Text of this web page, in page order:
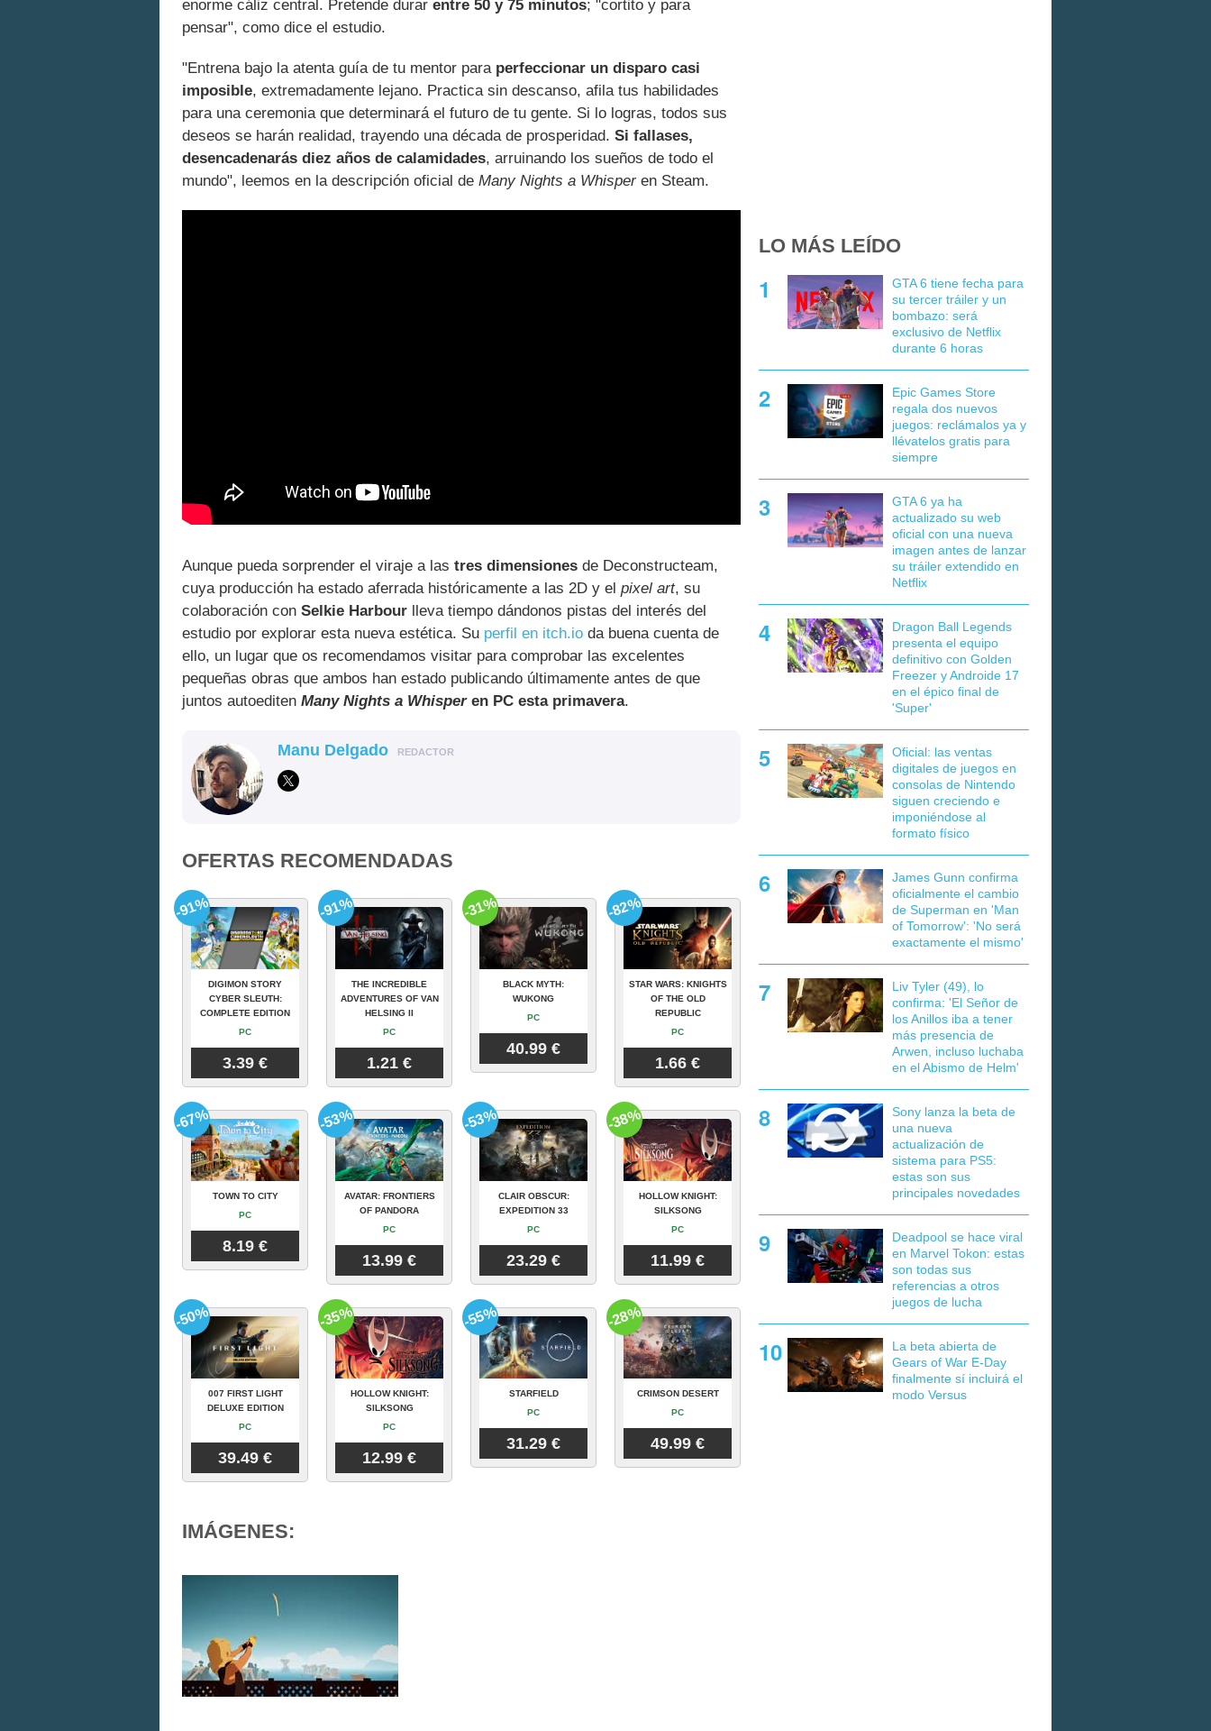
enorme cáliz central. Pretende durar entre 50 y 75 minutos; "cortito y para
pensar", como dice el estudio.
"Entrena bajo la atenta guía de tu mentor para perfeccionar un disparo casi
imposible, extremadamente lejano. Practica sin descanso, afila tus habilidades
para una ceremonia que determinará el futuro de tu gente. Si lo logras, todos sus
deseos se harán realidad, trayendo una década de prosperidad. Si fallases,
desencadenarás diez años de calamidades, arruinando los sueños de todo el
mundo", leemos en la descripción oficial de Many Nights a Whisperen Steam.
Aunque pueda sorprender el viraje a las tres dimensiones de Deconstructeam,
cuya producción ha estado aferrada históricamente a las 2D y el pixel art, su
colaboración con Selkie Harbour lleva tiempo dándonos pistas del interés del
estudio por explorar esta nueva estética. Su perfil en itch.io da buena cuenta de
ello, un lugar que os recomendamos visitar para comprobar las excelentes
pequeñas obras que ambos han estado publicando últimamente antes de que
juntos autoediten Many Nights a Whisperen PC esta primavera.
Manu Delgado REDACTOR
OFERTAS RECOMENDADAS
DIGIMON STORY
CYBER SLEUTH:
COMPLETE EDITION
PC
3.39 €
-91%
THE INCREDIBLE
ADVENTURES OF VAN
HELSING II
PC
1.21 €
-91%
BLACK MYTH:
WUKONG
PC
40.99 €
-31%
STAR WARS: KNIGHTS
OF THE OLD
REPUBLIC
PC
1.66 €
-82%
TOWN TO CITY
PC
8.19 €
-67%
AVATAR: FRONTIERS
OF PANDORA
PC
13.99 €
-53%
CLAIR OBSCUR:
EXPEDITION 33
PC
23.29 €
-53%
HOLLOW KNIGHT:
SILKSONG
PC
11.99 €
-38%
007 FIRST LIGHT
DELUXE EDITION
PC
39.49 €
-50%
HOLLOW KNIGHT:
SILKSONG
PC
12.99 €
-35%
STARFIELD
PC
31.29 €
-55%
CRIMSON DESERT
PC
49.99 €
-28%
IMÁGENES:
LO MÁS LEÍDO
GTA 6 tiene fecha para
su tercer tráiler y un
bombazo: será
exclusivo de Netflix
durante 6 horas
Epic Games Store
regala dos nuevos
juegos: reclámalos ya y
llévatelos gratis para
siempre
GTA 6 ya ha
actualizado su web
oficial con una nueva
imagen antes de lanzar
su tráiler extendido en
Netflix
Dragon Ball Legends
presenta el equipo
definitivo con Golden
Freezer y Androide 17
en el épico final de
'Super'
Oficial: las ventas
digitales de juegos en
consolas de Nintendo
siguen creciendo e
imponiéndose al
formato físico
James Gunn confirma
oficialmente el cambio
de Superman en 'Man
of Tomorrow': 'No será
exactamente el mismo'
Liv Tyler (49), lo
confirma: 'El Señor de
los Anillos iba a tener
más presencia de
Arwen, incluso luchaba
en el Abismo de Helm'
Sony lanza la beta de
una nueva
actualización de
sistema para PS5:
estas son sus
principales novedades
Deadpool se hace viral
en Marvel Tokon: estas
son todas sus
referencias a otros
juegos de lucha
La beta abierta de
Gears of War E-Day
finalmente sí incluirá el
modo Versus